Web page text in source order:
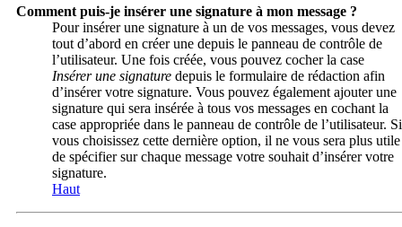
Comment puis-je insérer une signature à mon message ?
Pour insérer une signature à un de vos messages, vous devez
tout d’abord en créer une depuis le panneau de contrôle de
l’utilisateur. Une fois créée, vous pouvez cocher la case
Insérer une signature depuis le formulaire de rédaction afin
d’insérer votre signature. Vous pouvez également ajouter une
signature qui sera insérée à tous vos messages en cochant la
case appropriée dans le panneau de contrôle de l’utilisateur. Si
vous choisissez cette dernière option, il ne vous sera plus utile
de spécifier sur chaque message votre souhait d’insérer votre
signature.
Haut